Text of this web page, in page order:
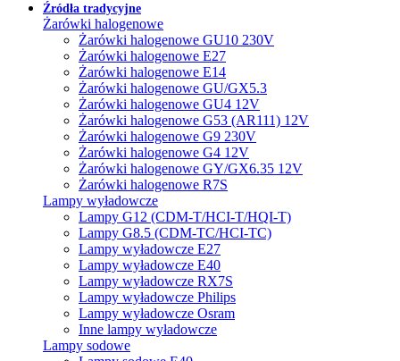
Źródła tradycyjne
Żarówki halogenowe
Żarówki halogenowe GU10 230V
Żarówki halogenowe E27
Żarówki halogenowe E14
Żarówki halogenowe GU/GX5.3
Żarówki halogenowe GU4 12V
Żarówki halogenowe G53 (AR111) 12V
Żarówki halogenowe G9 230V
Żarówki halogenowe G4 12V
Żarówki halogenowe GY/GX6.35 12V
Żarówki halogenowe R7S
Lampy wyładowcze
Lampy G12 (CDM-T/HCI-T/HQI-T)
Lampy G8.5 (CDM-TC/HCI-TC)
Lampy wyładowcze E27
Lampy wyładowcze E40
Lampy wyładowcze RX7S
Lampy wyładowcze Philips
Lampy wyładowcze Osram
Inne lampy wyładowcze
Lampy sodowe